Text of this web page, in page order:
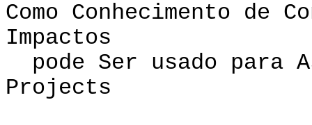
Como Conhecimento de
Impactos
pode Ser usado para
Projects mais